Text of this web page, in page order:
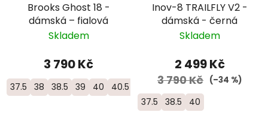
Brooks Ghost 18 -
dámská – fialová
Skladem
3 790 Kč
37.5 38 38.5 39 40 40.5
Inov-8 TRAILFLY V2 -
dámská - černá
Skladem
2 499 Kč
3 790 Kč (–34 %)
37.5 38.5 40